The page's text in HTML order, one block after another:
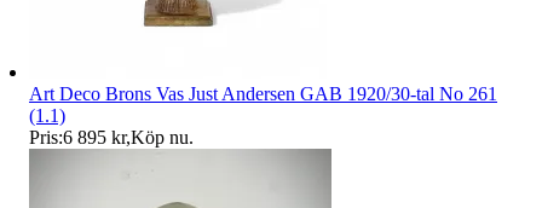
Art Deco Brons Vas Just Andersen GAB 1920/30-tal No 261
(1.1)
Pris:6 895 kr,Köp nu.